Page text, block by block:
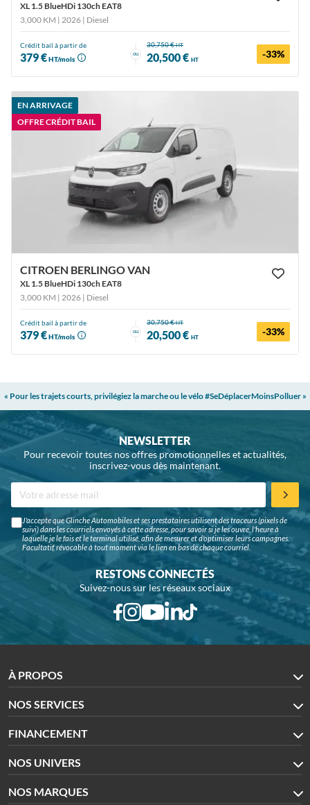
XL 1.5 BlueHDi 130ch EAT8
3,000 KM | 2026 | Diesel
Crédit bail à partir de
379 €HT/mois
ou
30,750 €HT
20,500 € HT -33%
EN ARRIVAGE
OFFRE CRÉDIT BAIL
CITROEN BERLINGO VAN
XL 1.5 BlueHDi 130ch EAT8
3,000 KM | 2026 | Diesel
Crédit bail à partir de
379 €HT/mois
ou
30,750 €HT
20,500 € HT -33%
« Pour les trajets courts, privilégiez la marche ou le vélo #SeDéplacerMoinsPolluer »
NEWSLETTER
Pour recevoir toutes nos offres promotionnelles et actualités,
inscrivez-vous dès maintenant.
J'accepte que Glinche Automobiles et ses prestataires utilisent des traceurs (pixels de
suivi) dans les courriels envoyés à cette adresse, pour savoir si je les ouvre, l'heure à
laquelle je le fais et le terminal utilisé, afin de mesurer et d'optimiser leurs campagnes.
Facultatif, révocable à tout moment via le lien en bas de chaque courriel.
RESTONS CONNECTÉS
Suivez-nous sur les réseaux sociaux
À PROPOS
NOS SERVICES
FINANCEMENT
NOS UNIVERS
NOS MARQUES